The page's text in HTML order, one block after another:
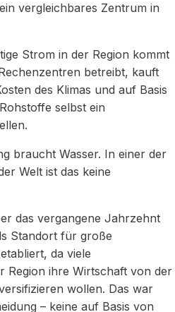
vergleichbares Zentrum in
Strom in der Region kommt
betreibt, kauft
des Klimas und auf Basis
selbst ein
braucht Wasser. In einer der
Welt ist das keine
das vergangene Jahrzehnt
Standort für große
da viele
Region ihre Wirtschaft von der
wollen. Das war
– keine auf Basis von